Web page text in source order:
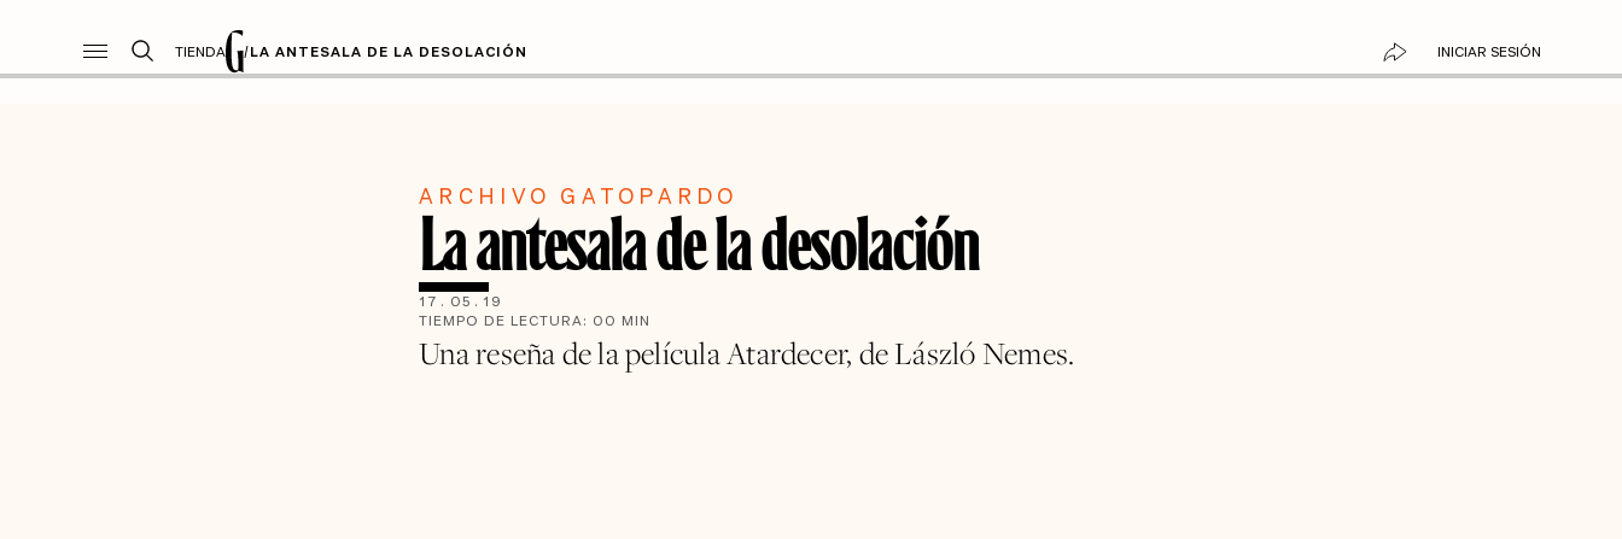
TIENDA /LA ANTESALA DE LA DESOLACIÓN INICIAR SESIÓN
ARCHIVO GATOPARDO
La antesala de la desolación
17 . 05 . 19
TIEMPO DE LECTURA: 00 MIN
Una reseña de la película Atardecer, de László Nemes.